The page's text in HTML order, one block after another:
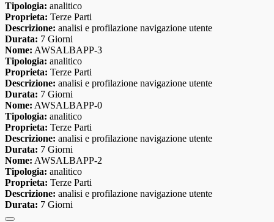
Tipologia: analitico
Proprieta: Terze Parti
Descrizione: analisi e profilazione navigazione utente
Durata: 7 Giorni
Nome: AWSALBAPP-3
Tipologia: analitico
Proprieta: Terze Parti
Descrizione: analisi e profilazione navigazione utente
Durata: 7 Giorni
Nome: AWSALBAPP-0
Tipologia: analitico
Proprieta: Terze Parti
Descrizione: analisi e profilazione navigazione utente
Durata: 7 Giorni
Nome: AWSALBAPP-2
Tipologia: analitico
Proprieta: Terze Parti
Descrizione: analisi e profilazione navigazione utente
Durata: 7 Giorni